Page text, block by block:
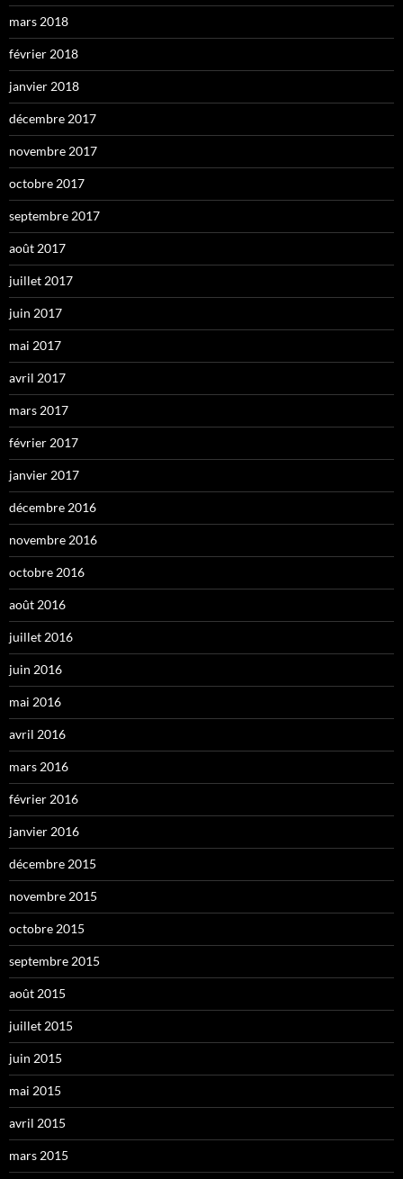
mars 2018
février 2018
janvier 2018
décembre 2017
novembre 2017
octobre 2017
septembre 2017
août 2017
juillet 2017
juin 2017
mai 2017
avril 2017
mars 2017
février 2017
janvier 2017
décembre 2016
novembre 2016
octobre 2016
août 2016
juillet 2016
juin 2016
mai 2016
avril 2016
mars 2016
février 2016
janvier 2016
décembre 2015
novembre 2015
octobre 2015
septembre 2015
août 2015
juillet 2015
juin 2015
mai 2015
avril 2015
mars 2015